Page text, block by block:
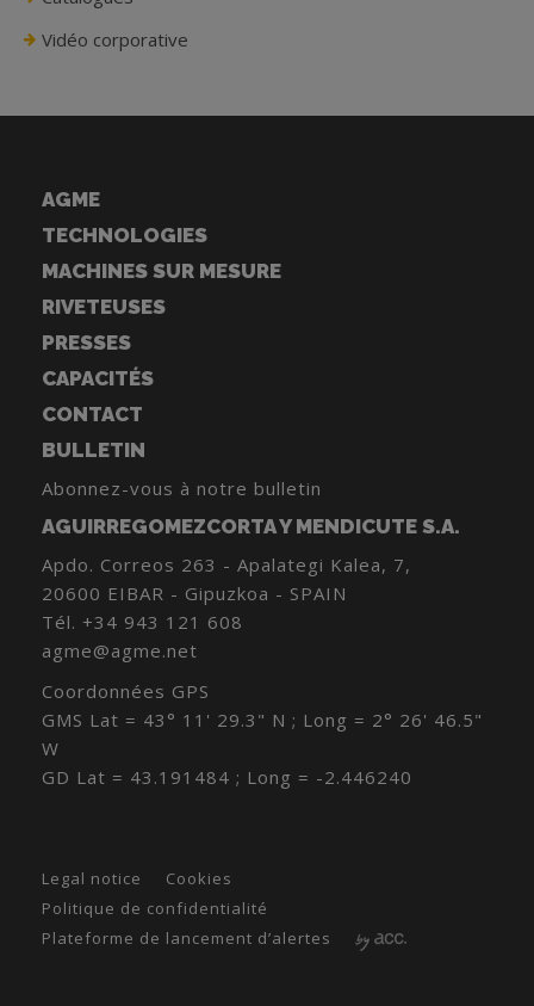
Vidéo corporative
AGME
TECHNOLOGIES
MACHINES SUR MESURE
RIVETEUSES
PRESSES
CAPACITÉS
CONTACT
BULLETIN
Abonnez-vous à notre bulletin
AGUIRREGOMEZCORTA Y MENDICUTE S.A.
Apdo. Correos 263 - Apalategi Kalea, 7,
20600 EIBAR - Gipuzkoa - SPAIN
Tél. +34 943 121 608
agme@agme.net
Coordonnées GPS
GMS Lat = 43° 11' 29.3" N ; Long = 2° 26' 46.5"
W
GD Lat = 43.191484 ; Long = -2.446240
Legal notice
Cookies
Politique de confidentialité
Plateforme de lancement d’alertes